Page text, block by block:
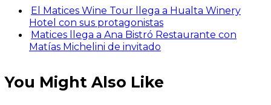
El Matices Wine Tour llega a Hualta Winery
Hotel con sus protagonistas
Matices llega a Ana Bistró Restaurante con
Matías Michelini de invitado
You Might Also Like